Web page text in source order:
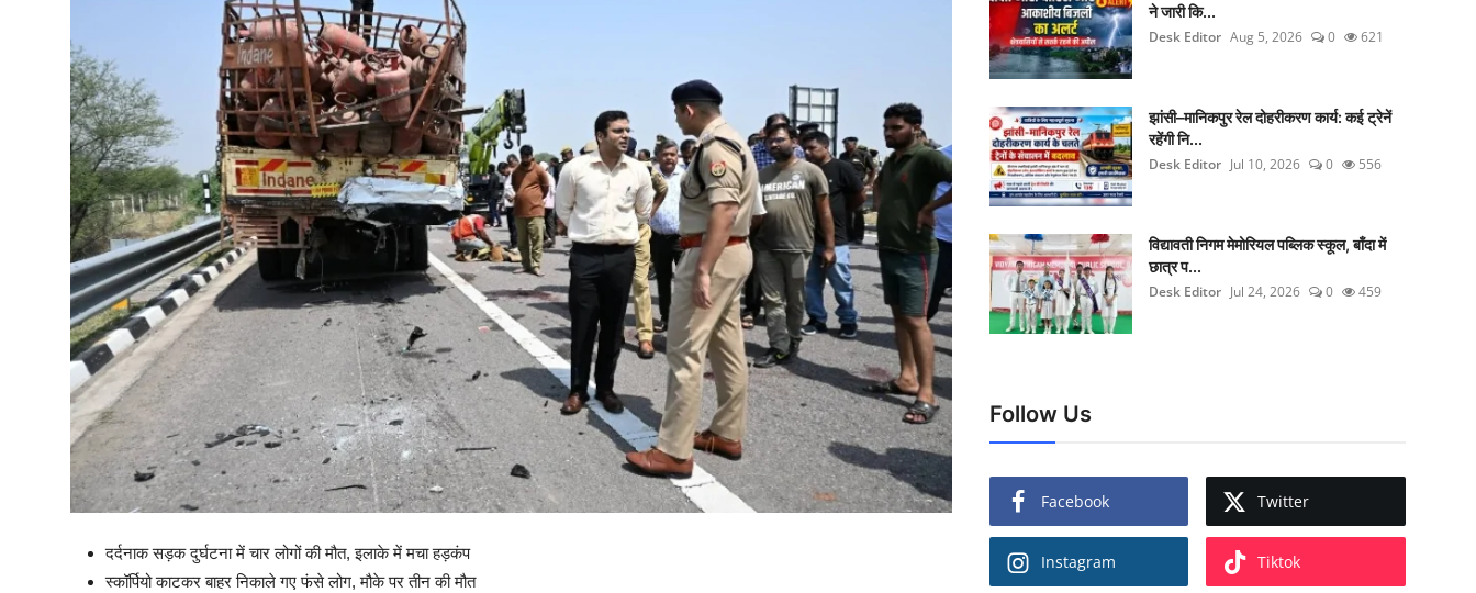
दर्दनाक सड़क दुर्घटना में चार लोगों की मौत, इलाके में मचा हड़कंप
स्कॉर्पियो काटकर बाहर निकाले गए फंसे लोग, मौके पर तीन की मौत
ने जारी कि...
Desk Editor Aug 5, 2026 0 621
झांसी–मानिकपुर रेल दोहरीकरण कार्य: कई ट्रेनें
रहेंगी नि...
Desk Editor Jul 10, 2026 0 556
विद्यावती निगम मेमोरियल पब्लिक स्कूल, बाँदा में
छात्र प...
Desk Editor Jul 24, 2026 0 459
Follow Us
Facebook Twitter
Instagram Tiktok